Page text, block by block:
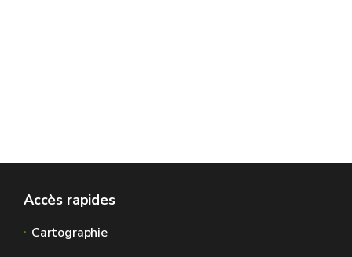
Accès rapides
Cartographie